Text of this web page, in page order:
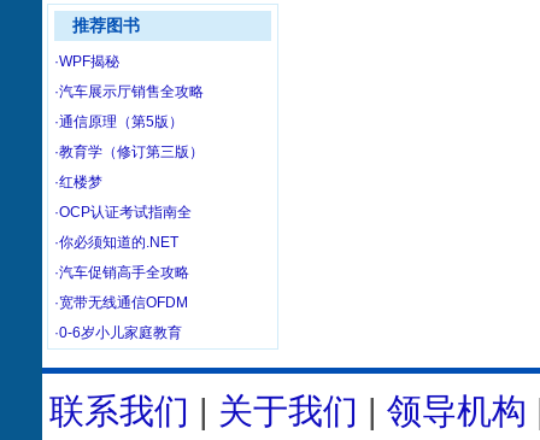
推荐图书
·WPF揭秘
·汽车展示厅销售全攻略
·通信原理（第5版）
·教育学（修订第三版）
·红楼梦
·OCP认证考试指南全
·你必须知道的.NET
·汽车促销高手全攻略
·宽带无线通信OFDM
·0-6岁小儿家庭教育
联系我们 | 关于我们 | 领导机构